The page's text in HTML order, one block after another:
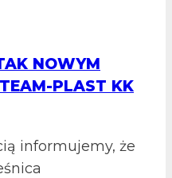
NOWYM
PLAST KK
informujemy, że